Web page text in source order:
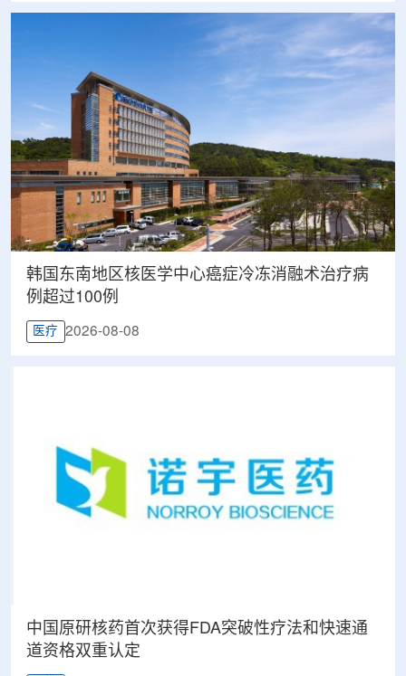
韩国东南地区核医学中心癌症冷冻消融术治疗病
例超过100例
医疗 2026-08-08
中国原研核药首次获得FDA突破性疗法和快速通
道资格双重认定